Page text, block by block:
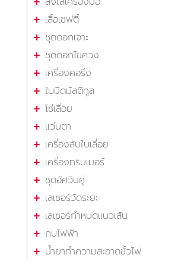
เสื้อเซฟตี้
ชุดดอกเจาะ
ชุดดอกไขควง
เครื่องคอริ่ง
ใบมีดมัลติทูล
โซ่เลื่อย
แว่นตา
เครื่องลับใบเลื่อย
เครื่องทริมเมอร์
ชุดอัศวินคู่
เลเซอร์วัดระยะ
เลเซอร์กำหนดแนวเส้น
กบไฟฟ้า
น้ำยาทำความสะอาดขั้วไฟ